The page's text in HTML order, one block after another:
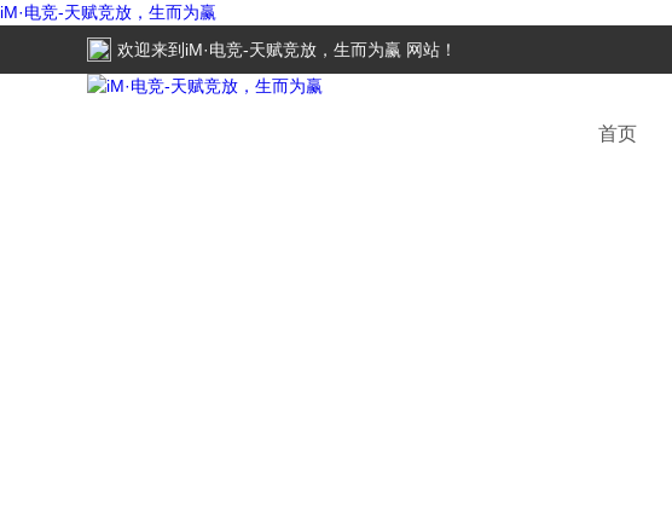
iM·电竞-天赋竞放，生而为赢
欢迎来到 iM·电竞-天赋竞放，生而为赢 网站！
首页